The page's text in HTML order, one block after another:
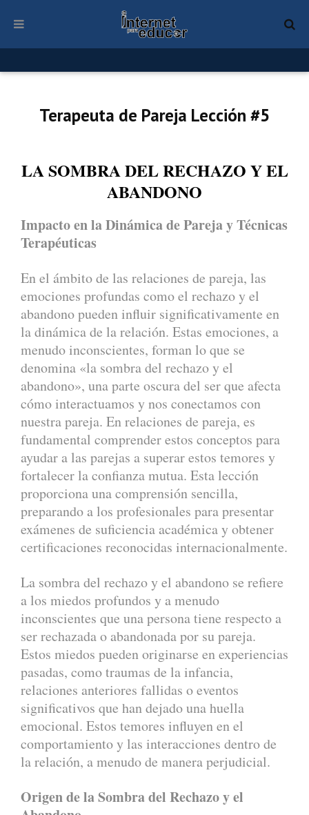
Terapeuta de Pareja Lección #5
LA SOMBRA DEL RECHAZO Y EL
ABANDONO
Impacto en la Dinámica de Pareja y Técnicas
Terapéuticas
En el ámbito de las relaciones de pareja, las
emociones profundas como el rechazo y el
abandono pueden influir significativamente en
la dinámica de la relación. Estas emociones, a
menudo inconscientes, forman lo que se
denomina «la sombra del rechazo y el
abandono», una parte oscura del ser que afecta
cómo interactuamos y nos conectamos con
nuestra pareja. En relaciones de pareja, es
fundamental comprender estos conceptos para
ayudar a las parejas a superar estos temores y
fortalecer la confianza mutua. Esta lección
proporciona una comprensión sencilla,
preparando a los profesionales para presentar
exámenes de suficiencia académica y obtener
certificaciones reconocidas internacionalmente.
La sombra del rechazo y el abandono se refiere
a los miedos profundos y a menudo
inconscientes que una persona tiene respecto a
ser rechazada o abandonada por su pareja.
Estos miedos pueden originarse en experiencias
pasadas, como traumas de la infancia,
relaciones anteriores fallidas o eventos
significativos que han dejado una huella
emocional. Estos temores influyen en el
comportamiento y las interacciones dentro de
la relación, a menudo de manera perjudicial.
Origen de la Sombra del Rechazo y el